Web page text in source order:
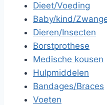
Dieet/Voeding
Baby/kind/
Dieren/Insecten
Borstprothese
Medische kousen
Hulpmiddelen
Bandages/Braces
Voeten